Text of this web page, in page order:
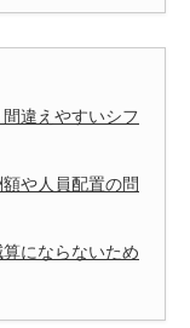
違えやすいシフ
や人員配置の問
にならないため